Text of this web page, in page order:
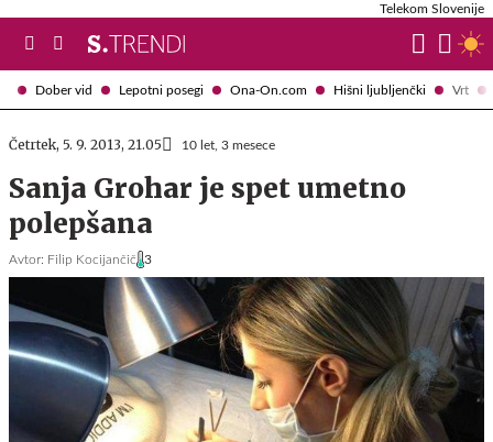
Dober vid Lepotni posegi Ona-On.com Hišni ljubljenčki Vrt
Telekom Slovenije
Četrtek, 5. 9. 2013, 21.05 10 let, 3 mesece
Sanja Grohar je spet umetno
polepšana
Avtor: Filip Kocijančič 3